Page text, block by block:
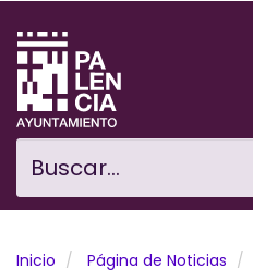
contenido
principal
Buscar...
Ciudad
El Ayuntamiento
Noticias
Inicio Página de Noticias